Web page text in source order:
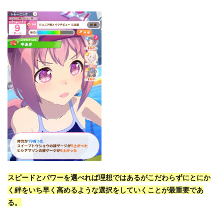
スピードとパワーを選べれば理想ではあるがこだわらずにとにか
く絆をいち早く高めるような選択をしていくことが最重要であ
る。